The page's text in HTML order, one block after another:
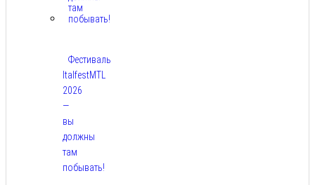
Фестиваль
ItalfestMTL
2026
—
вы
должны
там
побывать!